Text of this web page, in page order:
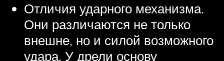
Отличия ударного механизма.
Они различаются не только
внешне, но и силой возможного
удара. У дрели основу